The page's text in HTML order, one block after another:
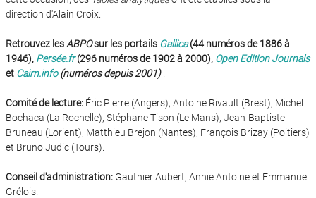
direction d'Alain Croix.
Retrouvez lesABPOsur les portails Gallica(44 numéros de 1886 à
1946), Persée.fr(296 numéros de 1902 à 2000), Open Edition Journals
et Cairn.info(numéros depuis 2001)
Comité de lecture: Éric Pierre (Angers), Antoine Rivault (Brest), Michel
Bochaca (La Rochelle), Stéphane Tison (Le Mans), Jean-Baptiste
Bruneau (Lorient), Matthieu Brejon (Nantes), François Brizay (Poitiers)
et Bruno Judic (Tours).
Conseil d'administration: Gauthier Aubert, Annie Antoine et Emmanuel
Grélois.